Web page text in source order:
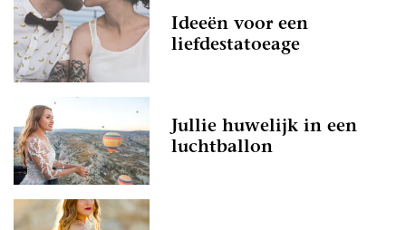
Ideeën voor een
liefdestatoeage
Jullie huwelijk in een
luchtballon